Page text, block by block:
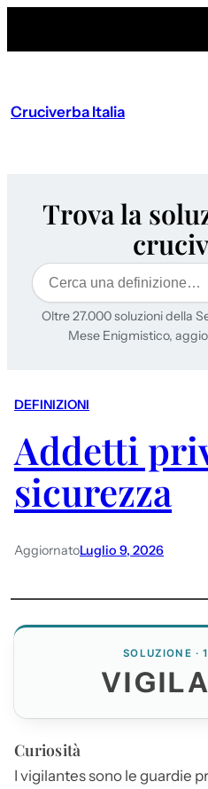
Cruciverba Italia
Trova la
Cerca
Oltre 27.000 soluzioni della
Mese Enigmistico,
DEFINIZIONI
Addetti
sicurezza
AggiornatoLuglio 9, 2026
SOLUZIONE ·
Curiosità
I vigilantessono le guardie